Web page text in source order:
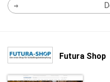
Futura Shop